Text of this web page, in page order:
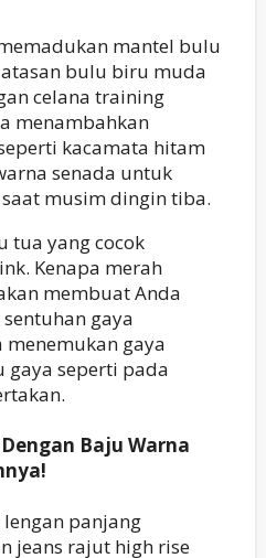
mantel bulu
bulu biru muda
celana training
menambahkan
kacamata hitam
senada untuk
musim dingin tiba.
tua yang cocok
Kenapa merah
membuat Anda
gaya
menemukan gaya
gaya seperti pada
Baju Warna
panjang
jeans rajut high rise